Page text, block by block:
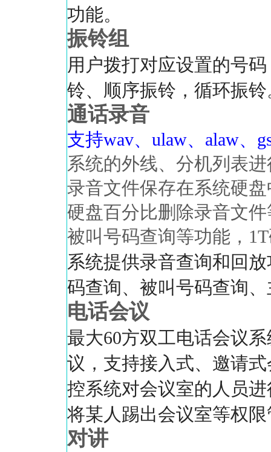
功能。
振铃组
用户拨打对应设置的号
铃、顺序振铃，循环振铃
通话录音
支持wav、ulaw、alaw、
系统的外线、分机列表
录音文件保存在系统硬
硬盘百分比删除录音文
被叫号码查询等功能，
系统提供录音查询和回
码查询、被叫号码查询
电话会议
最大60方双工电话会议
议，支持接入式、邀请
控系统对会议室的人员
将某人踢出会议室等权
对讲